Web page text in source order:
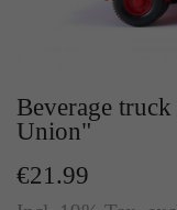
Beverage
Union"
€21.99